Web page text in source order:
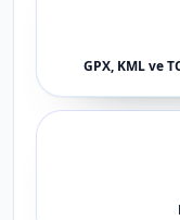
GPX, KML ve